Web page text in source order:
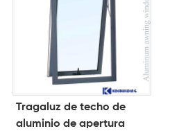
Tragaluz de techo de
aluminio de apertura